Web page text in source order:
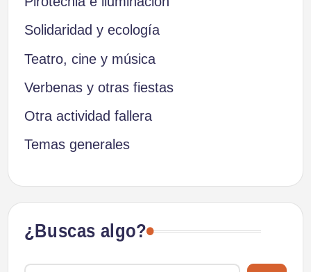
Solidaridad y ecología
Teatro, cine y música
Verbenas y otras fiestas
Otra actividad fallera
Temas generales
¿Buscas algo?